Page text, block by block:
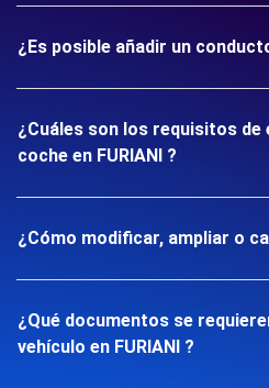
¿Es posible añadir un
¿Cuáles son los requisitos de
coche en FURIANI ?
¿Cómo modificar, ampliar o
¿Qué documentos se
vehículo en FURIANI ?